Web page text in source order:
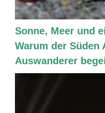
Sonne, Meer und
Warum der Süden
Auswanderer